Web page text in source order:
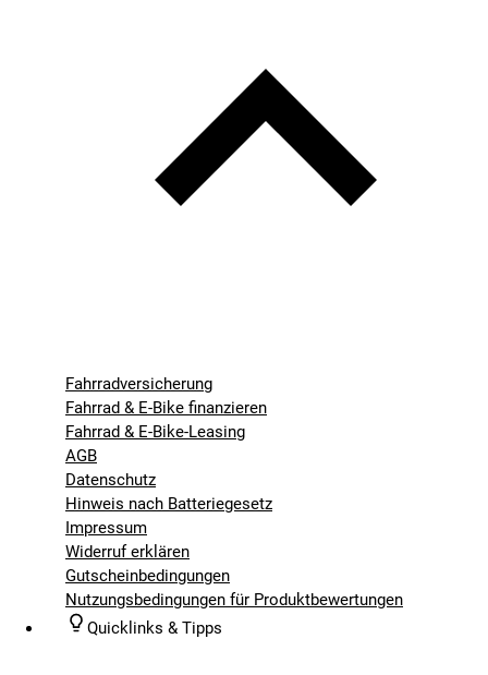
Fahrradversicherung
Fahrrad & E-Bike finanzieren
Fahrrad & E-Bike-Leasing
AGB
Datenschutz
Hinweis nach Batteriegesetz
Impressum
Widerruf erklären
Gutscheinbedingungen
Nutzungsbedingungen für Produktbewertungen
Quicklinks & Tipps